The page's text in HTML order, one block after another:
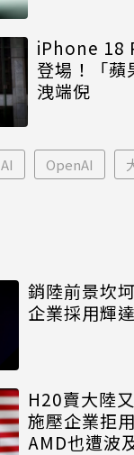
iPhone 18
登場！「蘋
洩端倪
AI OpenAI
銷陸前景坎
企業採用輝
H20賣大陸
施壓企業拒
AMD也遭波